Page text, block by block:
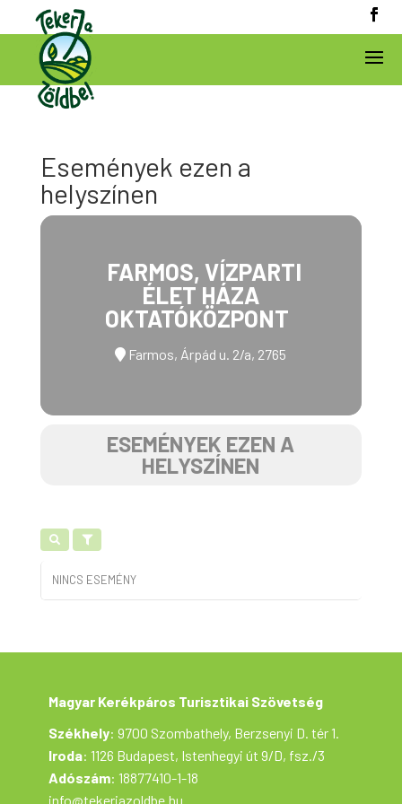
Események ezen a
helyszínen
FARMOS, VÍZPARTI
ÉLET HÁZA
OKTATÓKÖZPONT
Farmos, Árpád u. 2/a, 2765
ESEMÉNYEK EZEN A
HELYSZÍNEN
NINCS ESEMÉNY
Magyar Kerékpáros Turisztikai Szövetség
Székhely: 9700 Szombathely, Berzsenyi D. tér 1.
Iroda: 1126 Budapest, Istenhegyi út 9/D, fsz./3
Adószám: 18877410-1-18
info@tekerjazoldbe.hu